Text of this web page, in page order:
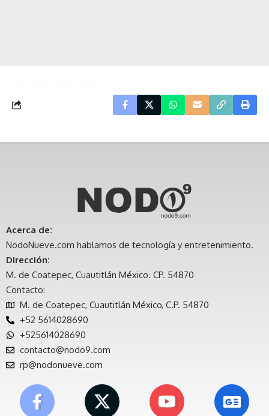
Acerca de:
NodoNueve.com hablamos de tecnología y entretenimiento.
Dirección:
M. de Coatepec, Cuautitlán México. CP. 54870
Contacto:
M. de Coatepec, Cuautitlán México, C.P. 54870
+52 5614028690
+525614028690
contacto@nodo9.com
rp@nodonueve.com